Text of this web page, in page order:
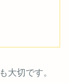
大切です。